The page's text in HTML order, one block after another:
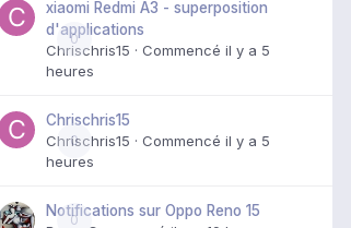
0
xiaomi Redmi A3 - superposition
d'applications
Chrischris15 · Commencé il y a 5
heures
0
Chrischris15
Chrischris15 · Commencé il y a 5
heures
0
Notifications sur Oppo Reno 15